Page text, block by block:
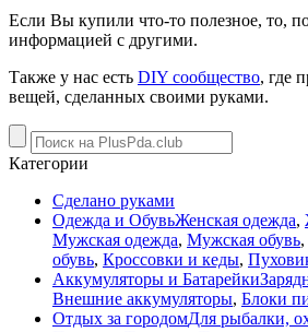
Если Вы купили что-то полезное, то,
информацией с другими.
Также у нас есть DIY сообщество, где
вещей, сделанных своими руками.
Категории
Сделано руками
Одежда и ОбувьЖенская одежда,
Мужская одежда, Мужская обувь,
обувь, Кроссовки и кеды,
Аккумуляторы и Батарейки
Внешние аккумуляторы, Блоки
Отдых за городомДля рыбалки,